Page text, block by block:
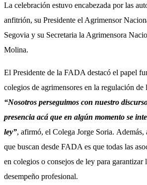
La celebración estuvo encabezada por las
anfitrión, su Presidente el Agrimensor
Segovia y su Secretaria la Agrimensora
Molina.
El Presidente de la FADA destacó el papel
colegios de agrimensores en la regulación de
“Nosotros perseguimos con nuestro
presencia acá que en algún momento se
ley”, afirmó, el Colega Jorge Soria.
que buscan desde FADA es que todas las
en colegios o consejos de ley para garantizar
desempeño profesional.